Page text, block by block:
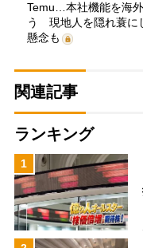
Temu…本社機能を海
う 現地人を隠れ蓑に
懸念も
関連記事
ランキング
1